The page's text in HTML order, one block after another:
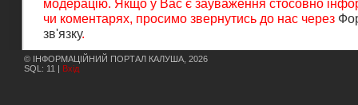
модерацію. Якщо у Вас є зауваження стосовно
чи коментарях, просимо звернутись до нас через
зв'язку.
© ІНФОРМАЦІЙНИЙ ПОРТАЛ КАЛУША, 2026
SQL: 11 |
Вхід